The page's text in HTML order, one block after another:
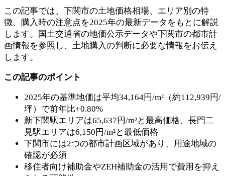
この記事では、下関市の土地価格相場、エリア別の特
徴、購入時の注意点を2025年の最新データをもとに解説
します。国土交通省の地価公示データや下関市の都市計
画情報を参照し、土地購入の判断に必要な情報をお伝え
します。
この記事のポイント
2025年の基準地価は平均34,164円/m²（約112,939円/
坪）で前年比+0.80%
新下関駅エリアは65,637円/m²と最高価格、長門二
見駅エリアは6,150円/m²と最低価格
下関市には2つの都市計画区域があり、用途地域の
確認が必須
移住者向け補助金やZEH補助金の活用で費用を抑え